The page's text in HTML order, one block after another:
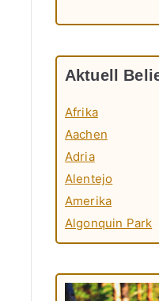
Aktuell
Afrika
Aachen
Adria
Alentejo
Amerika
Algonquin Park